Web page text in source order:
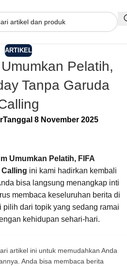
ARTIKEL
Pelatih,
Tanpa Garuda
Tanggal 8 November 2025
Umumkan Pelatih, FIFA
Calling ini kami hadirkan kembali
bisa langsung menangkap inti
membaca keseluruhan berita di
pilih dari topik yang sedang ramai
kehidupan sehari-hari.
artikel ini untuk memudahkan Anda
Anda bisa membaca berita